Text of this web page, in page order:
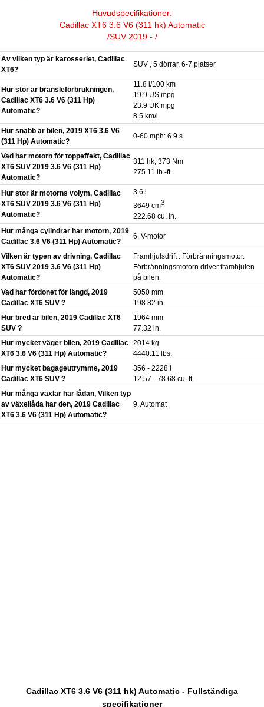
Huvudspecifikationer:
Cadillac XT6 3.6 V6 (311 hk) Automatic
/SUV 2019 - /
Av vilken typ är karosseriet, Cadillac
XT6?
SUV , 5 dörrar, 6-7 platser
Hur stor är bränsleförbrukningen,
Cadillac XT6 3.6 V6 (311 Hp)
Automatic?
11.8 l/100 km
19.9 US mpg
23.9 UK mpg
8.5 km/l
Hur snabb är bilen, 2019 XT6 3.6 V6
(311 Hp) Automatic?
0-60 mph: 6.9 s
Vad har motorn för toppeffekt, Cadillac
XT6 SUV 2019 3.6 V6 (311 Hp)
Automatic?
311 hk, 373 Nm
275.11 lb.-ft.
Hur stor är motorns volym, Cadillac
XT6 SUV 2019 3.6 V6 (311 Hp)
Automatic?
3.6 l
3649 cm3
222.68 cu. in.
Hur många cylindrar har motorn, 2019
Cadillac 3.6 V6 (311 Hp) Automatic?
6, V-motor
Vilken är typen av drivning, Cadillac
XT6 SUV 2019 3.6 V6 (311 Hp)
Automatic?
Framhjulsdrift . Förbränningsmotor.
Förbränningsmotorn driver framhjulen
på bilen.
Vad har fördonet för längd, 2019
Cadillac XT6 SUV ?
5050 mm
198.82 in.
Hur bred är bilen, 2019 Cadillac XT6
SUV ?
1964 mm
77.32 in.
Hur mycket väger bilen, 2019 Cadillac
XT6 3.6 V6 (311 Hp) Automatic?
2014 kg
4440.11 lbs.
Hur mycket bagageutrymme, 2019
Cadillac XT6 SUV ?
356 - 2228 l
12.57 - 78.68 cu. ft.
Hur många växlar har lådan, Vilken typ
av växellåda har den, 2019 Cadillac
XT6 3.6 V6 (311 Hp) Automatic?
9, Automat
Cadillac XT6 3.6 V6 (311 hk) Automatic - Fullständiga
specifikationer